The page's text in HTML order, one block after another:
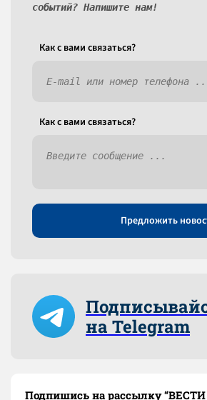
событий? Напишите нам!
Как c вами связаться?
Как c вами связаться?
Предложить
на Telegram
Подпишись на рассылку